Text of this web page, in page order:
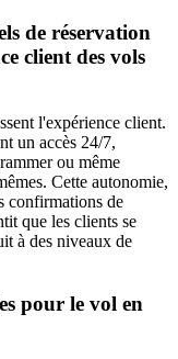
de réservation
client des vols
l'expérience client.
un accès 24/7,
ou même
Cette autonomie,
confirmations de
que les clients se
à des niveaux de
pour le vol en